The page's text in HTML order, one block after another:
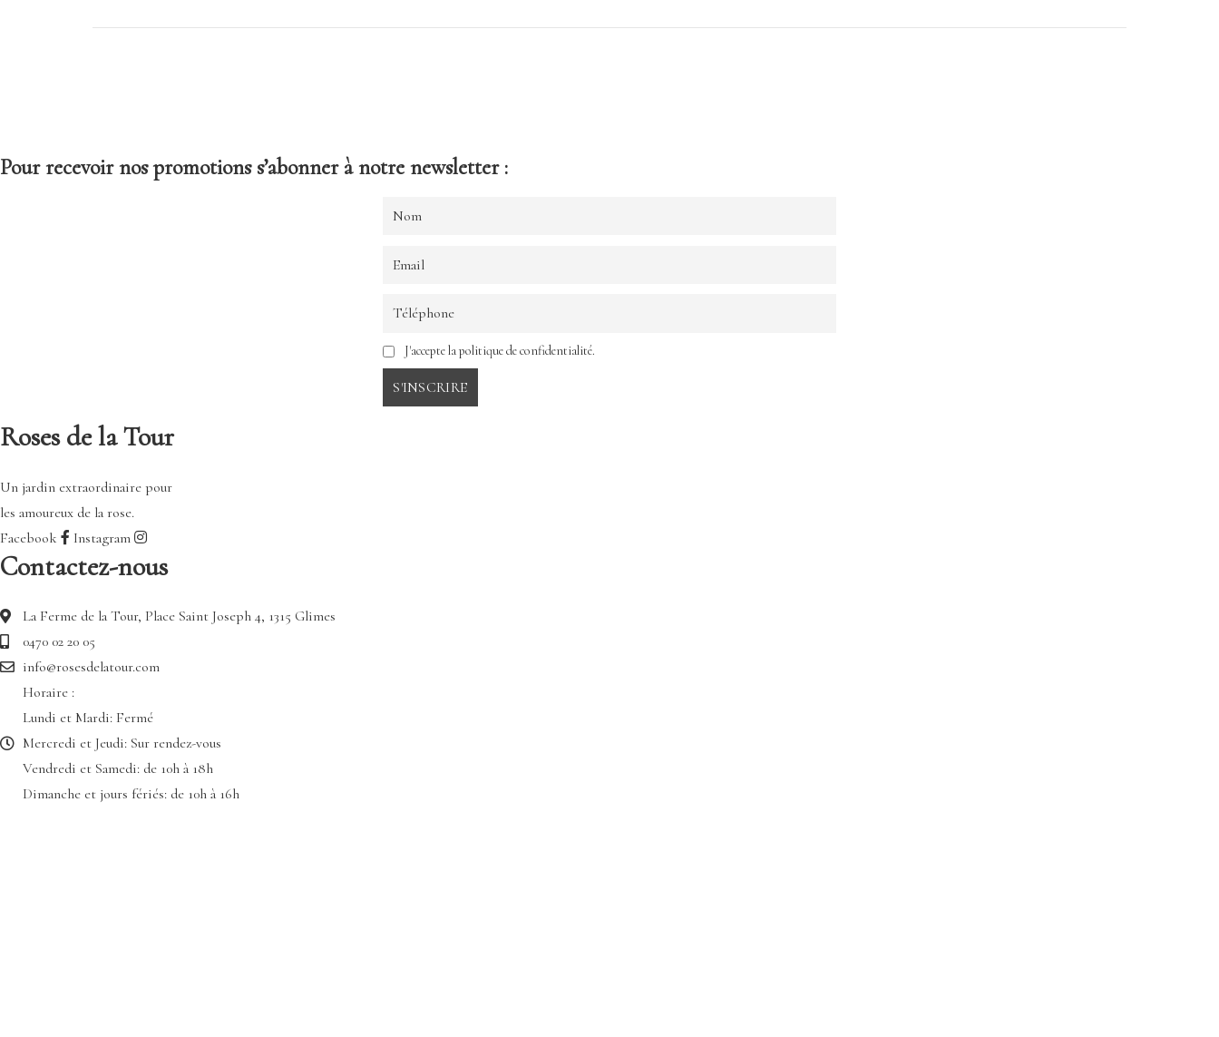
Pour recevoir nos promotions s’abonner à notre newsletter :
J'accepte la politique de confidentialité.
Roses de la Tour
Un jardin extraordinaire pour
les amoureux de la rose.
Facebook
Instagram
Contactez-nous
La Ferme de la Tour, Place Saint Joseph 4, 1315 Glimes
0470 02 20 05
info@rosesdelatour.com
Horaire :
Lundi et Mardi: Fermé
Mercredi et Jeudi: Sur rendez-vous
Vendredi et Samedi: de 10h à 18h
Dimanche et jours fériés: de 10h à 16h